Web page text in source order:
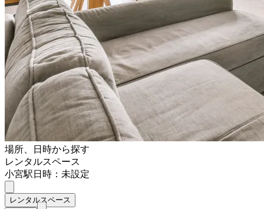
場所、日時から探す
レンタルスペース
小宮駅日時：未設定
レンタルスペース